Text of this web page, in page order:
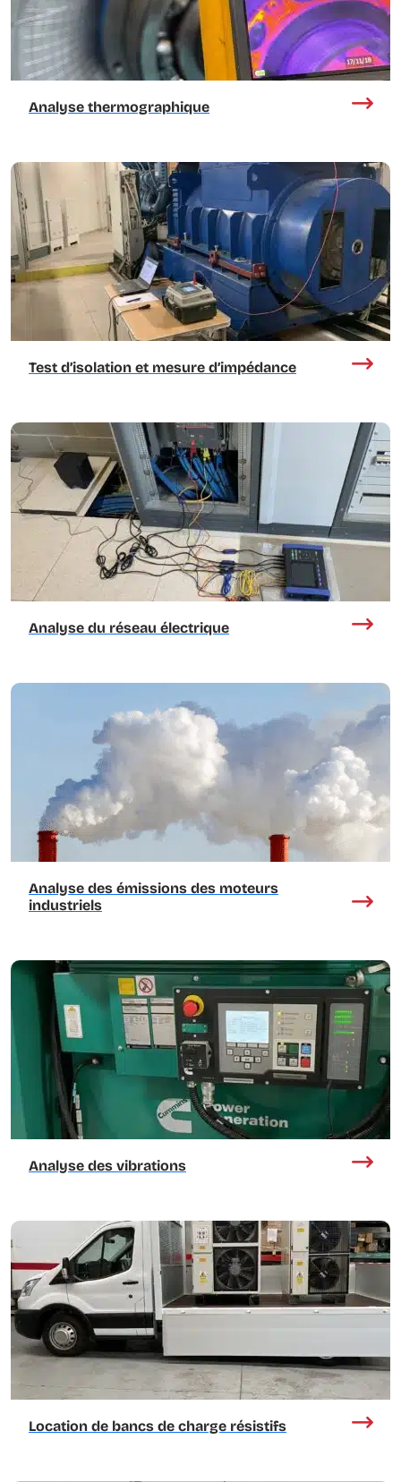
Analyse thermographique
Test d’isolation et mesure d’impédance
Analyse du réseau électrique
Analyse des émissions des moteurs
industriels
Analyse des vibrations
Location de bancs de charge résistifs